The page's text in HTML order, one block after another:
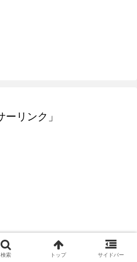
ーリンク」
検索 トップ サイドバー